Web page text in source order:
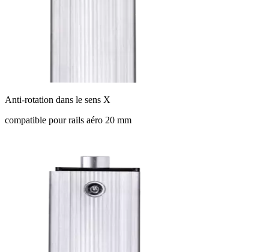
Anti-rotation dans le sens X
compatible pour rails aéro 20 mm